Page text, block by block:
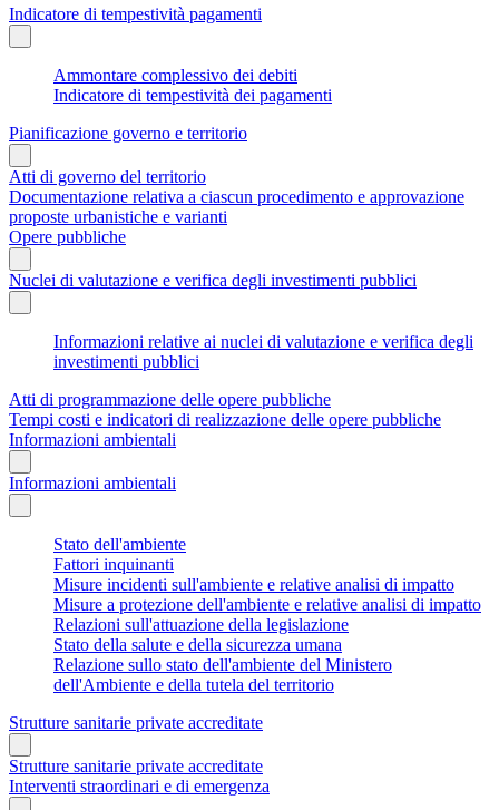
Indicatore di tempestività pagamenti
Ammontare complessivo dei debiti
Indicatore di tempestività dei pagamenti
Pianificazione governo e territorio
Atti di governo del territorio
Documentazione relativa a ciascun procedimento e approvazione
proposte urbanistiche e varianti
Opere pubbliche
Nuclei di valutazione e verifica degli investimenti pubblici
Informazioni relative ai nuclei di valutazione e verifica degli
investimenti pubblici
Atti di programmazione delle opere pubbliche
Tempi costi e indicatori di realizzazione delle opere pubbliche
Informazioni ambientali
Informazioni ambientali
Stato dell'ambiente
Fattori inquinanti
Misure incidenti sull'ambiente e relative analisi di impatto
Misure a protezione dell'ambiente e relative analisi di impatto
Relazioni sull'attuazione della legislazione
Stato della salute e della sicurezza umana
Relazione sullo stato dell'ambiente del Ministero
dell'Ambiente e della tutela del territorio
Strutture sanitarie private accreditate
Strutture sanitarie private accreditate
Interventi straordinari e di emergenza